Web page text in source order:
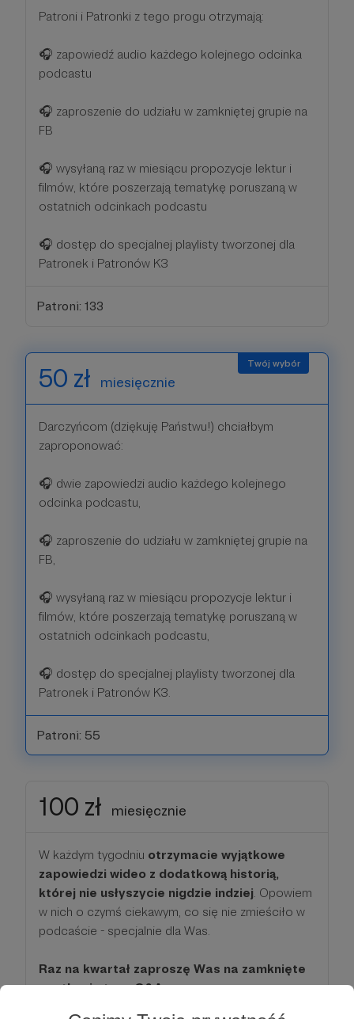
Patroni i Patronki z tego progu otrzymają:
🎧 zapowiedź audio każdego kolejnego odcinka
podcastu
🎧 zaproszenie do udziału w zamkniętej grupie na
FB
🎧 wysyłaną raz w miesiącu propozycje lektur i
filmów, które poszerzają tematykę poruszaną w
ostatnich odcinkach podcastu
🎧 dostęp do specjalnej playlisty tworzonej dla
Patronek i Patronów K3
Patroni: 133
50 zł miesięcznie
Darczyńcom (dziękuję Państwu!) chciałbym
zaproponować:
🎧 dwie zapowiedzi audio każdego kolejnego
odcinka podcastu,
🎧 zaproszenie do udziału w zamkniętej grupie na
FB,
🎧 wysyłaną raz w miesiącu propozycje lektur i
filmów, które poszerzają tematykę poruszaną w
ostatnich odcinkach podcastu,
🎧 dostęp do specjalnej playlisty tworzonej dla
Patronek i Patronów K3.
Patroni: 55
100 zł miesięcznie
W każdym tygodniu otrzymacie wyjątkowe
zapowiedzi wideo z dodatkową historią,
której nie usłyszycie nigdzie indziej. Opowiem
w nich o czymś ciekawym, co się nie zmieściło w
podcaście - specjalnie dla Was.
Raz na kwartał zaproszę Was na zamknięte
spotkanie typu Q&A.